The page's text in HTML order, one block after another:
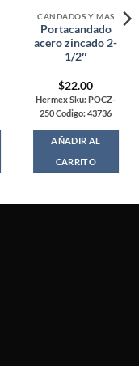
CANDADOS Y MAS
Portacandado
acero zincado 2-
1/2″
$22.00
Hermex Sku: POCZ-
250 Codigo: 43736
AÑADIR AL
CARRITO